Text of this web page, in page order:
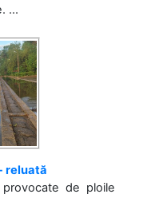
...
reluată
de ploile